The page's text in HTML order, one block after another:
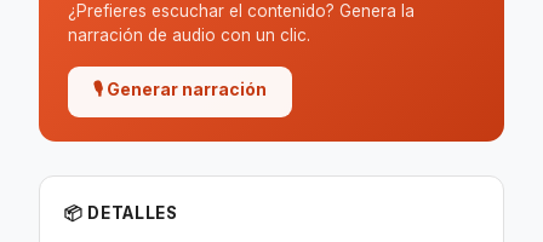
¿Prefieres escuchar el contenido? Genera la
narración de audio con un clic.
🎙 Generar narración
📦 DETALLES